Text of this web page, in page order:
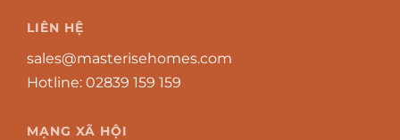
LIÊN HỆ
sales@masterisehomes.com
Hotline: 02839 159 159
MẠNG XÃ HỘI